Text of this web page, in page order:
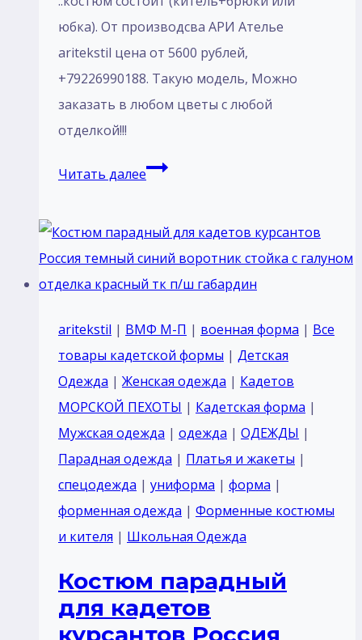
юбка). От производсва АРИ Ателье
aritekstil цена от 5600 рублей,
+79226990188. Такую модель, Mожно
заказать в любом цветы с любой
отделкой!!!
Читать далееПошив
кадетов
Черный
воротник
стойка
с
галуном
aritekstil | ВМФ М-П | военная форма | Все
товары кадетской формы | Детская
Одежда | Женская одежда | Кадетов
МОРСКОЙ ПЕХОТЫ | Кадетская форма |
Мужская одежда | одежда | ОДЕЖДЫ |
Парадная одежда | Платья и жакеты |
спецодежда | униформа | форма |
форменная одежда | Форменные костюмы
и кителя | Школьная Одежда
Костюм парадный
для кадетов
курсантов Россия